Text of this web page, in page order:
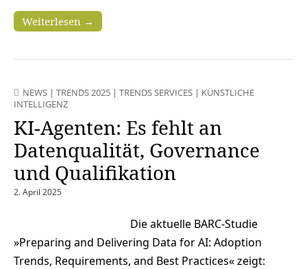
Weiterlesen →
NEWS | TRENDS 2025 | TRENDS SERVICES | KÜNSTLICHE
INTELLIGENZ
KI-Agenten: Es fehlt an
Datenqualität, Governance
und Qualifikation
2. April 2025
Die aktuelle BARC-Studie
»Preparing and Delivering Data for AI: Adoption
Trends, Requirements, and Best Practices« zeigt: